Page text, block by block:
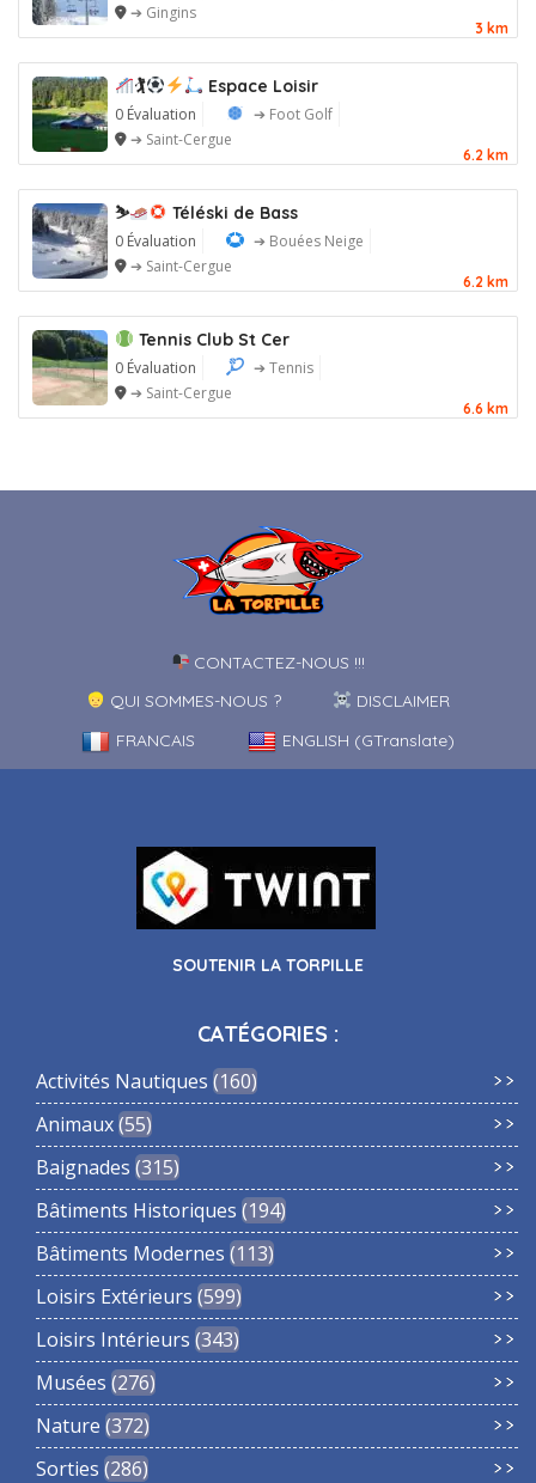
➔ Gingins
3 km
🏌 Espace Loisir
0 Évaluation
➔ Foot Golf
➔ Saint-Cergue
6.2 km
⛷ Téléski de Bass
0 Évaluation
➔ Bouées Neige
➔ Saint-Cergue
6.2 km
Tennis Club St Cer
0 Évaluation
➔ Tennis
➔ Saint-Cergue
6.6 km
CONTACTEZ-NOUS !!!
QUI SOMMES-NOUS ?
DISCLAIMER
FRANCAIS
ENGLISH (GTranslate)
SOUTENIR LA TORPILLE
CATÉGORIES :
Activités Nautiques 160
Animaux 55
Baignades 315
Bâtiments Historiques 194
Bâtiments Modernes 113
Loisirs Extérieurs 599
Loisirs Intérieurs 343
Musées 276
Nature 372
Sorties 286